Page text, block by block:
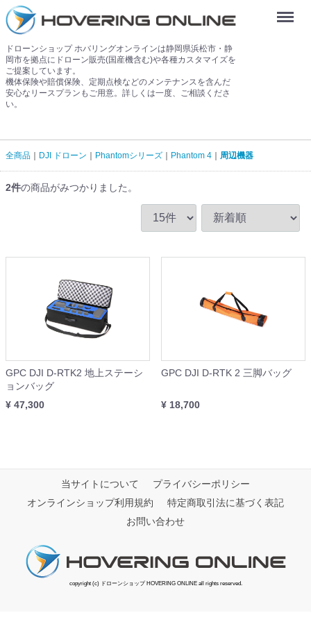
ドローンショップ ホバリングオンラインは静岡県浜松市・静
岡市を拠点にドローン販売(国産機含む)や各種カスタマイズを
ご提案しています。
機体保険や賠償保険、定期点検などのメンテナンスを含んだ
安心なリースプランもご用意。詳しくは一度、ご相談くださ
い。
Menu
全商品 DJI ドローン Phantomシリーズ Phantom 4 周辺機器
2件の商品がみつかりました。
GPC DJI D-RTK2 地上ステーシ
ョンバッグ
¥ 47,300
GPC DJI D-RTK 2 三脚バッグ
¥ 18,700
当サイトについて
プライバシーポリシー
オンラインショップ利用規約
特定商取引法に基づく表記
お問い合わせ
copyright (c) ドローンショップ HOVERING ONLINE all rights reserved.